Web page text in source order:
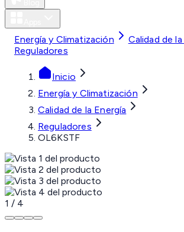
Energía y Climatización
Calidad de
Reguladores
Inicio
Energía y Climatización
Calidad de la Energía
Reguladores
OL6KSTF
1 / 4